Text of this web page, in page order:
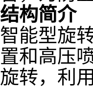
结构简介
智能型旋
置和高压
旋转，利